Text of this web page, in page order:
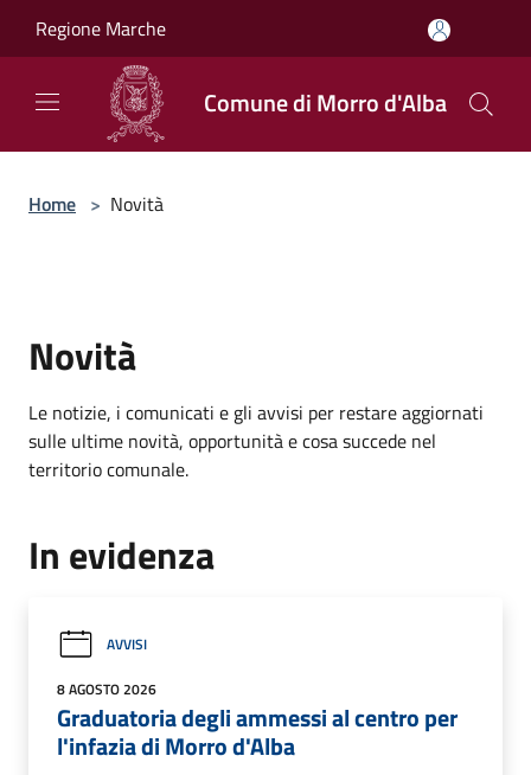
Regione Marche
Comune di Morro d'Alba
Home > Novità
Novità
Le notizie, i comunicati e gli avvisi per restare aggiornati
sulle ultime novità, opportunità e cosa succede nel
territorio comunale.
In evidenza
AVVISI
8 AGOSTO 2026
Graduatoria degli ammessi al centro per
l'infazia di Morro d'Alba